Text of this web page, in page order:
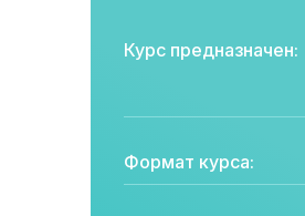
Курс предназначен:
Формат курса: